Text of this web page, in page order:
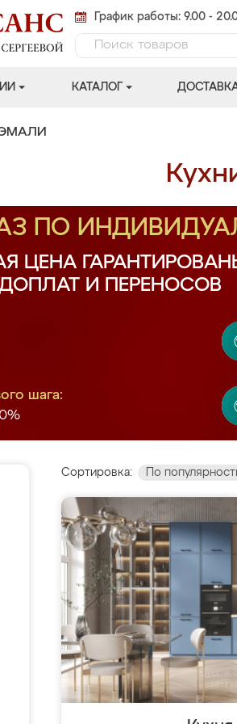
График работы: 9.00 -
КАТАЛОГ
ПО
ЦЕНА
И ПЕРЕНОСОВ
шага:
Сортировка: По